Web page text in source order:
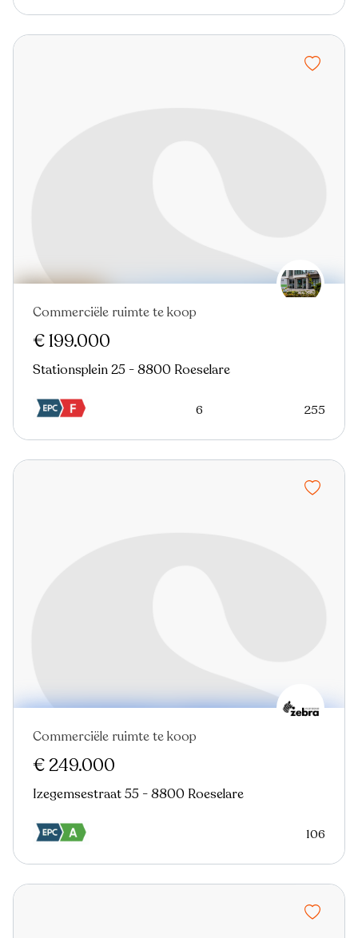
Commerciële ruimte te koop
€ 199.000
Stationsplein 25 - 8800 Roeselare
6 255
Commerciële ruimte te koop
€ 249.000
Izegemsestraat 55 - 8800 Roeselare
106